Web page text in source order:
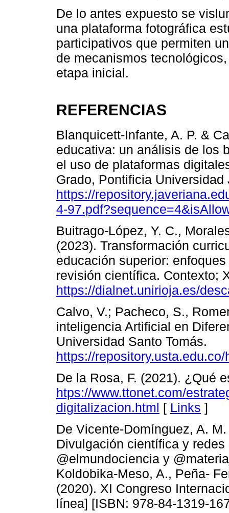
De lo antes expuesto se
una plataforma fotográfica
participativos que permiten
de mecanismos
etapa inicial.
REFERENCIAS
Blanquicett-Infante, A. P. &
educativa: un análisis de los
el uso de plataformas
Grado, Pontificia
https://
4-
Buitrago-López, Y. C.,
(2023). Transformación
educación superior:
revisión científica. Contexto;
https://dialnet.unirioja.es/
Calvo, V.; Pacheco, S.,
inteligencia Artificial en
Universidad Santo Tomás.
https://
De la Rosa, F. (2021). ¿Qué
htps://www.ttonet.com/
digitalizacion.html [ Links ]
De Vicente-Domínguez, A.
Divulgación científica y
@elmundociencia y
Koldobika-Meso, A., Peña-
(2020). XI Congreso
línea] [ISBN: 978-84-1319-